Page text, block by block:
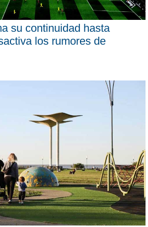
su continuidad hasta
los rumores de